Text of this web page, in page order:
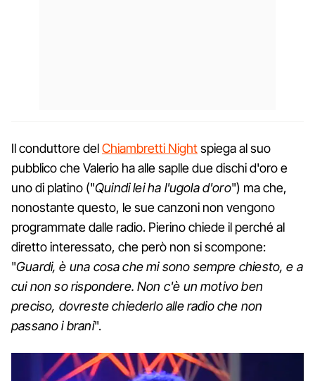
Il conduttore delChiambretti Nightspiega al suo
pubblico che Valerio ha alle saplle due dischi d'oro e
uno di platino ("Quindi lei ha l'ugola d'oro") ma che,
nonostante questo, le sue canzoni non vengono
programmate dalle radio. Pierino chiede il perché al
diretto interessato, che però non si scompone:
"Guardi, è una cosa che mi sono sempre chiesto, e a
cui non so rispondere. Non c'è un motivo ben
preciso, dovreste chiederlo alle radio che non
passano i brani".